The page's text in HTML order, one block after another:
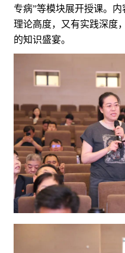
专病”等模块展开授课。
理论高度，又有实践深度
的知识盛宴。